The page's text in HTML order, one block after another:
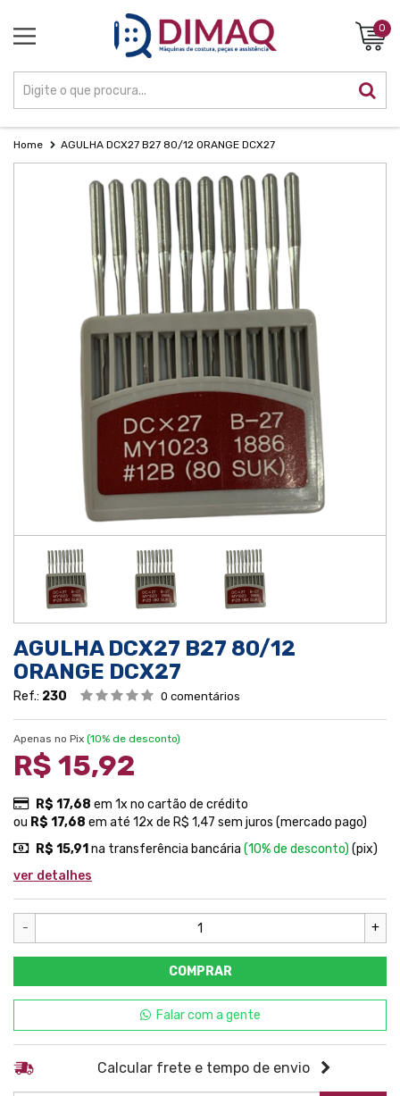
0
Home AGULHA DCX27 B27 80/12 ORANGE DCX27
AGULHA DCX27 B27 80/12
ORANGE DCX27
Ref.: 230 0 comentários
Apenas no Pix (10% de desconto)
R$ 15,92
R$ 17,68 em 1x no cartão de crédito
ou R$ 17,68 em até 12x de R$ 1,47 sem juros (mercado pago)
R$ 15,91 na transferência bancária (10% de desconto) (pix)
ver detalhes
- +
COMPRAR
Falar com a gente
Calcular frete e tempo de envio